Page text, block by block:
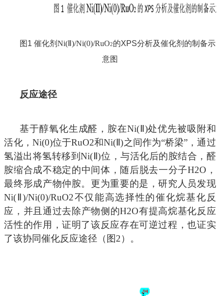
图 1催化剂Ni(Ⅱ)/Ni(0)/RuO2的XPS分析及催化剂的制备示
意图
反应途径
基于醇氧化生成醛，胺在Ni(Ⅱ)处优先被吸附和
活化， Ni(0)位于RuO2和Ni(Ⅱ)之间作为“桥梁” ，通过
氢溢出将氢转移到Ni(Ⅱ)位，与活化后的胺结合，醛
胺缩合成不稳定的中间体，随后脱去一分子H2O ，
最终形成产物仲胺。更为重要的是，研究人员发现
Ni(Ⅱ)/Ni(0)/RuO2不仅能高选择性的催化烷基化反
应，并且通过去除产物侧的H2O有提高烷基化反应
活性的作用，证明了该反应存在可逆过程，也证实
了该协同催化反应途径（图2）。